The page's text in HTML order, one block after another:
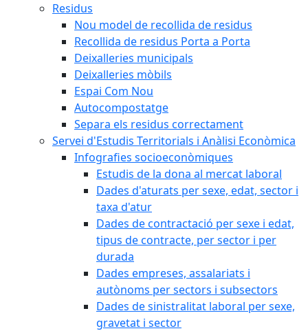
Residus
Nou model de recollida de residus
Recollida de residus Porta a Porta
Deixalleries municipals
Deixalleries mòbils
Espai Com Nou
Autocompostatge
Separa els residus correctament
Servei d'Estudis Territorials i Anàlisi Econòmica
Infografies socioeconòmiques
Estudis de la dona al mercat laboral
Dades d'aturats per sexe, edat, sector i
taxa d'atur
Dades de contractació per sexe i edat,
tipus de contracte, per sector i per
durada
Dades empreses, assalariats i
autònoms per sectors i subsectors
Dades de sinistralitat laboral per sexe,
gravetat i sector